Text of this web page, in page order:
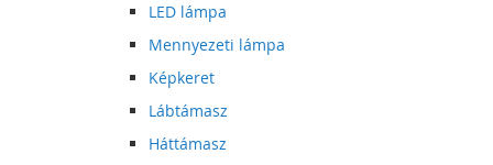
LED lámpa
Mennyezeti lámpa
Képkeret
Lábtámasz
Háttámasz